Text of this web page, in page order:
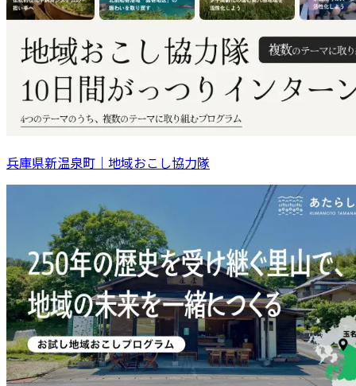
兵庫県新温泉町｜地域おこし協力隊